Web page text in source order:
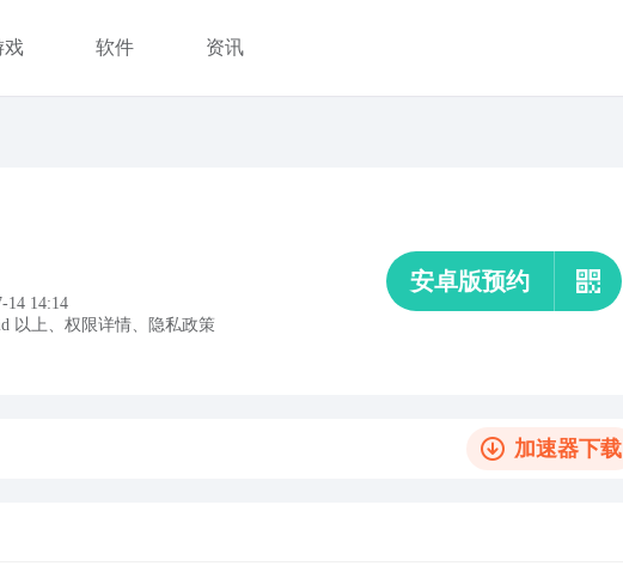
戏 软件 资讯
14 14:14
以上、 权限详情、 隐私政策
安卓版预约
加速器下载